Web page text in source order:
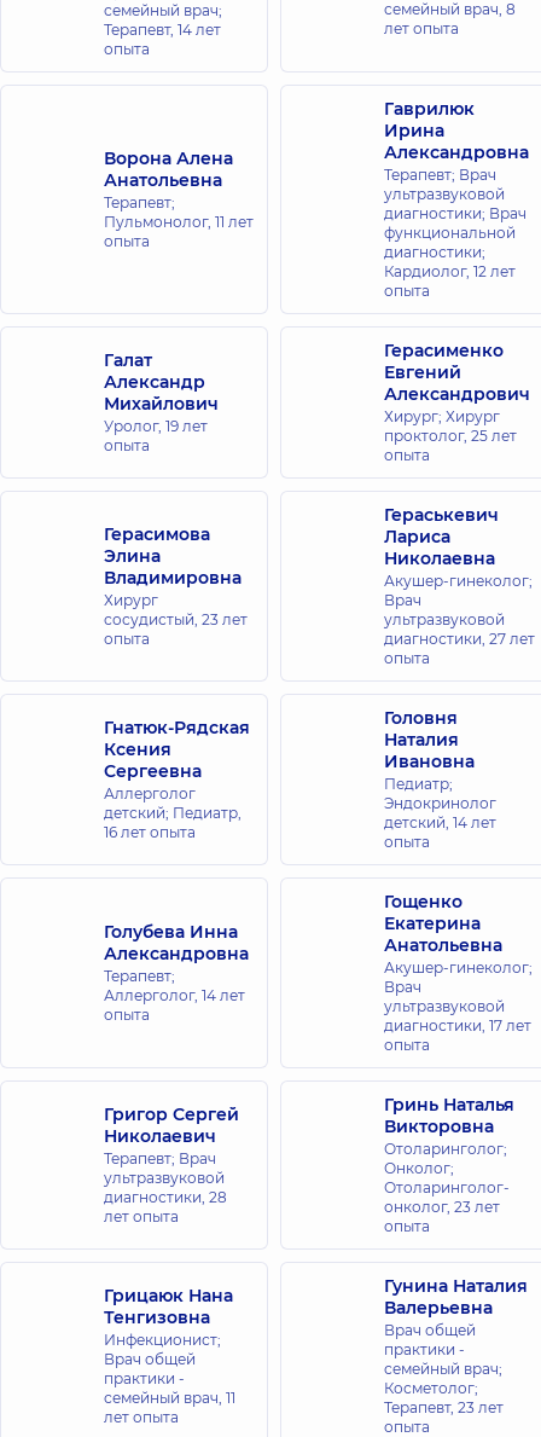
для всей
семьи на
Позняках
Медицинский
Центр
«Добробут»
Татарская
Татарская,
2-Е, г. Киев
Медицинский
«Добробут».
Центр
психического
здоровья на
Воздушных
Сил, 56
сил, 56, г.
Стоматология
DDC для всей
семьи на пр.
Сил
Сил, 56, г.
Киев
Медицинский
«Добробут».
и
косметология
ул. Юлии
Здановской
(Михаила
Ломоносова),
Стоматология
DDC для всей
семьи на
Олимпийской
ул.
Антоновича,
семейный врач;
Терапевт, 14 лет
опыта
семейный врач, 8
лет опыта
Ворона Алена
Анатольевна
Терапевт;
Пульмонолог, 11 лет
опыта
Гаврилюк
Ирина
Александровна
Терапевт; Врач
ультразвуковой
диагностики; Врач
функциональной
диагностики;
Кардиолог, 12 лет
опыта
Галат
Александр
Михайлович
Уролог, 19 лет
опыта
Герасименко
Евгений
Александрович
Хирург; Хирург
проктолог, 25 лет
опыта
Герасимова
Элина
Владимировна
Хирург
сосудистый, 23 лет
опыта
Гераськевич
Лариса
Николаевна
Акушер-гинеколог;
Врач
ультразвуковой
диагностики, 27 лет
опыта
Гнатюк-Рядская
Ксения
Сергеевна
Аллерголог
детский; Педиатр,
16 лет опыта
Головня
Наталия
Ивановна
Педиатр;
Эндокринолог
детский, 14 лет
опыта
Голубева Инна
Александровна
Терапевт;
Аллерголог, 14 лет
опыта
Гощенко
Екатерина
Анатольевна
Акушер-гинеколог;
Врач
ультразвуковой
диагностики, 17 лет
опыта
Григор Сергей
Николаевич
Терапевт; Врач
ультразвуковой
диагностики, 28
лет опыта
Гринь Наталья
Викторовна
Отоларинголог;
Онколог;
Отоларинголог-
онколог, 23 лет
опыта
Грицаюк Нана
Тенгизовна
Инфекционист;
Врач общей
практики -
семейный врач, 11
лет опыта
Гунина Наталия
Валерьевна
Врач общей
практики -
семейный врач;
Косметолог;
Терапевт, 23 лет
опыта